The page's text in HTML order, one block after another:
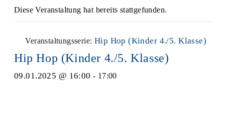
Diese Veranstaltung hat bereits stattgefunden.
Veranstaltungsserie: Hip Hop (Kinder 4./5. Klasse)
Hip Hop (Kinder 4./5. Klasse)
09.01.2025 @ 16:00 - 17:00